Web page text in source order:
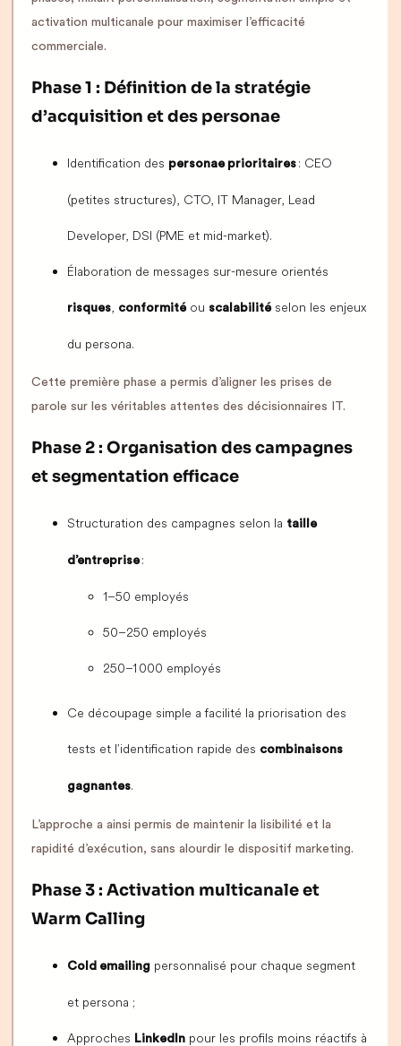
activation multicanale pour maximiser l’efficacité
commerciale.
Phase 1 : Définition de la stratégie
d’acquisition et des personae
Identification des personae prioritaires : CEO
(petites structures), CTO, IT Manager, Lead
Developer, DSI (PME et mid-market).
Élaboration de messages sur-mesure orientés
risques, conformitéou scalabilitéselon les enjeux
du persona.
Cette première phase a permis d’aligner les prises de
parole sur les véritables attentes des décisionnaires IT.
Phase 2 : Organisation des campagnes
et segmentation efficace
Structuration des campagnes selon la taille
d’entreprise:
1–50 employés
50–250 employés
250–1 000 employés
Ce découpage simple a facilité la priorisation des
tests et l’identification rapide des combinaisons
gagnantes.
L’approche a ainsi permis de maintenir la lisibilité et la
rapidité d’exécution, sans alourdir le dispositif marketing.
Phase 3 : Activation multicanale et
Warm Calling
Cold emailing personnalisé pour chaque segment
et persona ;
Approches LinkedIn pour les profils moins réactifs à